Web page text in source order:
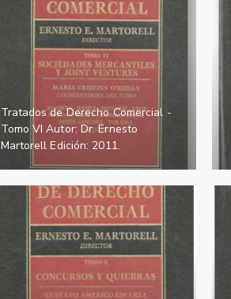
Tratados de Derecho Comercial -
Tomo VI Autor: Dr. Ernesto
Martorell Edición: 2011.